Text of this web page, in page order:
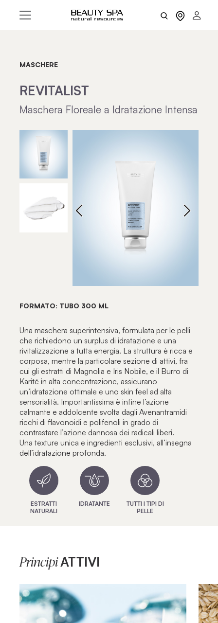
MASCHERE
REVITALIST
Maschera Floreale a Idratazione Intensa
FORMATO: TUBO 300 ML
Una maschera superintensiva, formulata per le pelli
che richiedono un surplus di idratazione e una
rivitalizzazione a tutta energia. La struttura è ricca e
corposa, mentre la particolare sezione di attivi, fra
cui gli estratti di Magnolia e Iris Nobile, e il Burro di
Karité in alta concentrazione, assicurano
un’idratazione ottimale e uno skin feel ad alta
sensorialità. Importantissima è infine l’azione
calmante e addolcente svolta dagli Avenantramidi
ricchi di flavonoidi e polifenoli in grado di
contrastare l’azione dannosa dei radicali liberi.
Una texture unica e ingredienti esclusivi, all’insegna
dell’idratazione profonda.
ESTRATTI
NATURALI
IDRATANTE
TUTTI I TIPI DI
PELLE
PrincipiATTIVI